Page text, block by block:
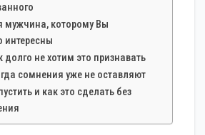
мужчина, которому Вы
интересны
не хотим это признавать
сомнения уже не оставляют
и как это сделать без